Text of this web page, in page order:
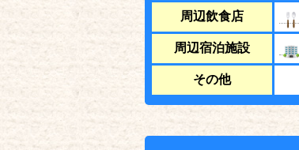
周辺飲食店
周辺宿泊施設
その他